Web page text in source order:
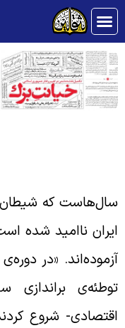
که شیطان
ناامید شده
«در دوره‌ی
شروع